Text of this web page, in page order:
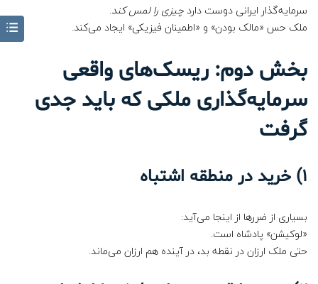
سرمایه‌گذار ایرانی دوست دارد چیزی را لمس کند.
ملک حس «مالک بودن» و «اطمینان فیزیکی» ایجاد می‌کند.
بخش دوم: ریسک‌های واقعی
سرمایه‌گذاری ملکی که باید جدی
گرفت
1) خرید در منطقه اشتباه
بسیاری از ضررها از اینجا می‌آید:
«لوکیشن» پادشاه است.
حتی ملک ارزان در نقطه بد، در آینده هم ارزان می‌ماند.